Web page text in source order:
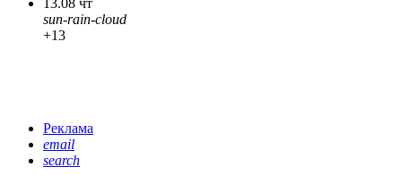
13.08 чт
sun-rain-cloud
+13
Реклама
email
search